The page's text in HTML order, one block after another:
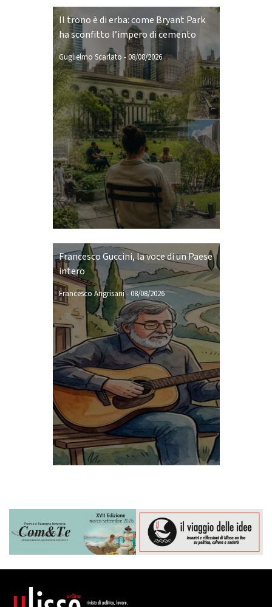
Il trono è di erba: come Bryant Park
ha sconfitto l’impero di cemento
Guglielmo Scarlato -08/08/2026
Francesco Guccini, la voce di un Paese
intero
Francesco Angrisani-08/08/2026